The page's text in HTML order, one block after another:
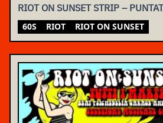
RIOT ON SUNSET STRIP –
60S RIOT RIOT ON SUNSET